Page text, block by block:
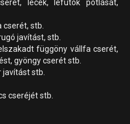
lécek, lefutók pótlását,
cserét, stb.
javítást, stb.
függöny vállfa cserét,
gyöngy cserét stb.
javítást stb.
cseréjét stb.